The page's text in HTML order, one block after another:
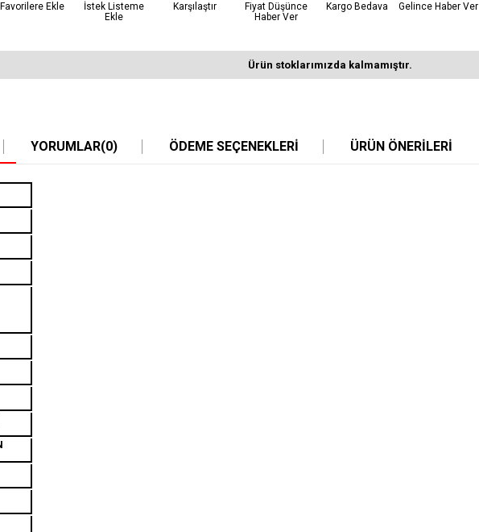
Favorilere Ekle
İstek Listeme
Ekle
Karşılaştır
Fiyat Düşünce
Haber Ver
Kargo Bedava Gelince Haber Ver
Ürün stoklarımızda kalmamıştır.
YORUMLAR(0) ÖDEME SEÇENEKLERI ÜRÜN ÖNERILERI